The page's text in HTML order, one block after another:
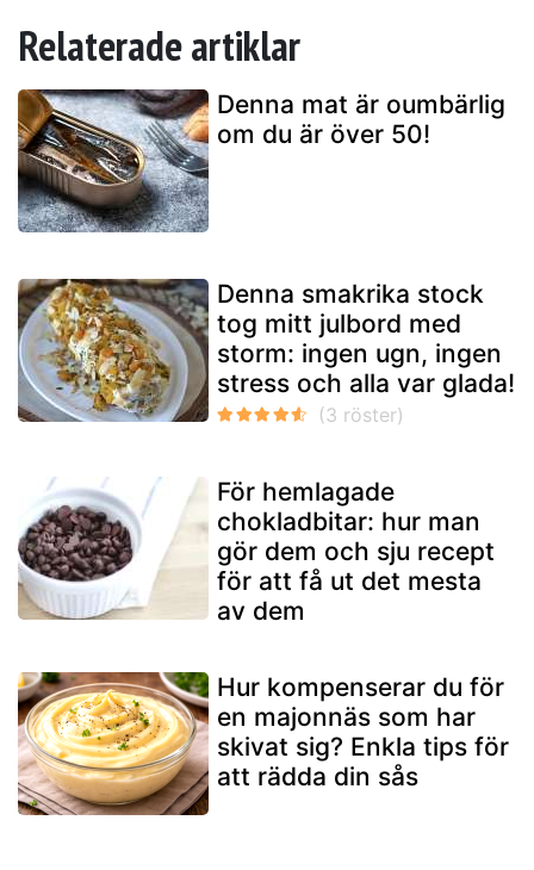
Relaterade artiklar
Denna mat är oumbärlig
om du är över 50!
Denna smakrika stock
tog mitt julbord med
storm: ingen ugn, ingen
stress och alla var glada!
För hemlagade
chokladbitar: hur man
gör dem och sju recept
för att få ut det mesta
av dem
Hur kompenserar du för
en majonnäs som har
skivat sig? Enkla tips för
att rädda din sås